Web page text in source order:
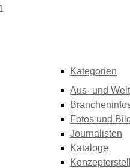
Kategorien
Aus- und
Fotos und
Journalisten
Kataloge